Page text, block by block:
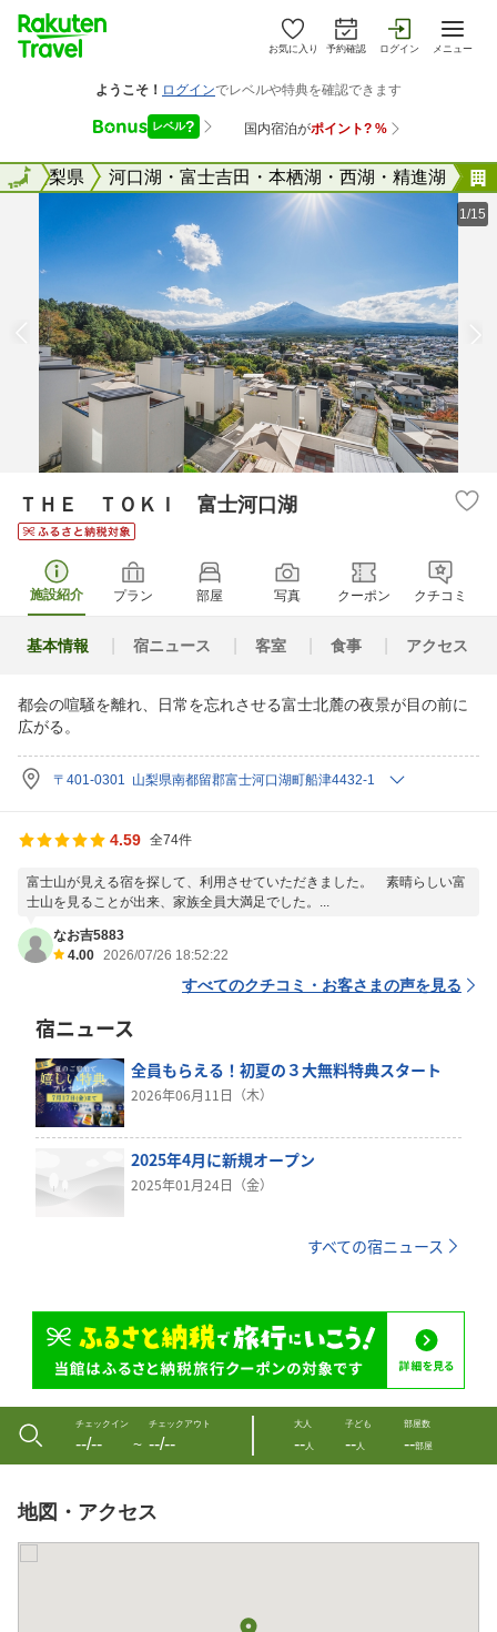
お気に入り 予約確認 ログイン メニュー
全国 山梨県 河口湖・富士吉田・本栖湖・西湖・精進湖
全国
1/15
ＴＨＥ ＴＯＫＩ 富士河口湖
施設紹介 プラン 部屋 写真 クーポン クチコミ
基本情報 宿ニュース 客室 食事 アクセス
都会の喧騒を離れ、日常を忘れさせる富士北麓の夜景が目の前に
広がる。
〒401-0301 山梨県南都留郡富士河口湖町船津4432-1
4.59 全74件
富士山が見える宿を探して、利用させていただきました。 素晴らしい富
士山を見ることが出来、家族全員大満足でした。...
なお吉5883
4.00 2026/07/26 18:52:22
すべてのクチコミ・お客さまの声を見る
宿ニュース
全員もらえる！初夏の３大無料特典スタート
2026年06月11日（木）
2025年4月に新規オープン
2025年01月24日（金）
すべての宿ニュース
チェックイン
--/-- 〜
チェックアウト
--/--
大人
--人
子ども
--人
部屋数
--部屋
地図・アクセス